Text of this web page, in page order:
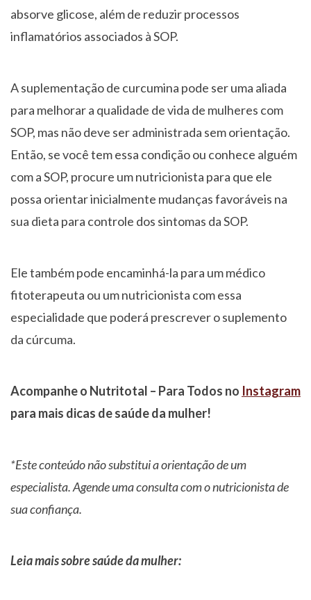
absorve glicose, além de reduzir processos
inflamatórios associados à SOP.
A suplementação de curcumina pode ser uma aliada
para melhorar a qualidade de vida de mulheres com
SOP, mas não deve ser administrada sem orientação.
Então, se você tem essa condição ou conhece alguém
com a SOP, procure um nutricionista para que ele
possa orientar inicialmente mudanças favoráveis na
sua dieta para controle dos sintomas da SOP.
Ele também pode encaminhá-la para um médico
fitoterapeuta ou um nutricionista com essa
especialidade que poderá prescrever o suplemento
da cúrcuma.
Acompanhe o Nutritotal – Para Todos no Instagram
para mais dicas de saúde da mulher!
*Este conteúdo não substitui a orientação de um
especialista. Agende uma consulta com o nutricionista de
sua confiança.
Leia mais sobre saúde da mulher: